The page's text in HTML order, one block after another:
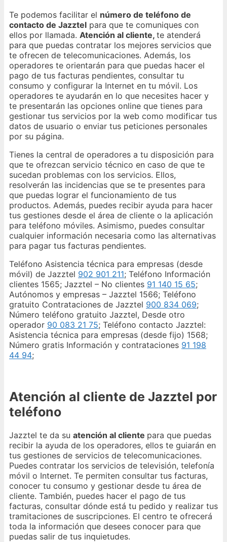
Te podemos facilitar el número de teléfono de
contacto de Jazztel para que te comuniques con
ellos por llamada. Atención al cliente, te atenderá
para que puedas contratar los mejores servicios que
te ofrecen de telecomunicaciones. Además, los
operadores te orientarán para que puedas hacer el
pago de tus facturas pendientes, consultar tu
consumo y configurar la Internet en tu móvil. Los
operadores te ayudarán en lo que necesites hacer y
te presentarán las opciones online que tienes para
gestionar tus servicios por la web como modificar tus
datos de usuario o enviar tus peticiones personales
por su página.
Tienes la central de operadores a tu disposición para
que te ofrezcan servicio técnico en caso de que te
sucedan problemas con los servicios. Ellos,
resolverán las incidencias que se te presentes para
que puedas lograr el funcionamiento de tus
productos. Además, puedes recibir ayuda para hacer
tus gestiones desde el área de cliente o la aplicación
para teléfono móviles. Asimismo, puedes consultar
cualquier información necesaria como las alternativas
para pagar tus facturas pendientes.
Teléfono Asistencia técnica para empresas (desde
móvil) de Jazztel 902 901 211; Teléfono Información
clientes 1565; Jazztel – No clientes 91 140 15 65;
Autónomos y empresas – Jazztel 1566; Teléfono
gratuito Contrataciones de Jazztel 900 834 069;
Número teléfono gratuito Jazztel, Desde otro
operador 90 083 21 75; Teléfono contacto Jazztel:
Asistencia técnica para empresas (desde fijo) 1568;
Número gratis Información y contrataciones 91 198
44 94;
Atención al cliente de Jazztel por
teléfono
Jazztel te da su atención al cliente para que puedas
recibir la ayuda de los operadores, ellos te guiarán en
tus gestiones de servicios de telecomunicaciones.
Puedes contratar los servicios de televisión, telefonía
móvil o Internet. Te permiten consultar tus facturas,
conocer tu consumo y gestionar desde tu área de
cliente. También, puedes hacer el pago de tus
facturas, consultar dónde está tu pedido y realizar tus
tramitaciones de suscripciones. El centro te ofrecerá
toda la información que desees conocer para que
puedas salir de tus inquietudes.